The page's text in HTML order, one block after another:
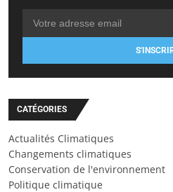
CATÉGORIES
Actualités Climatiques
Changements climatiques
Conservation de l'environnement
Politique climatique